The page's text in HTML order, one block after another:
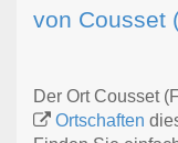
von Cousset
Der Ort Cousset
Ortschaften